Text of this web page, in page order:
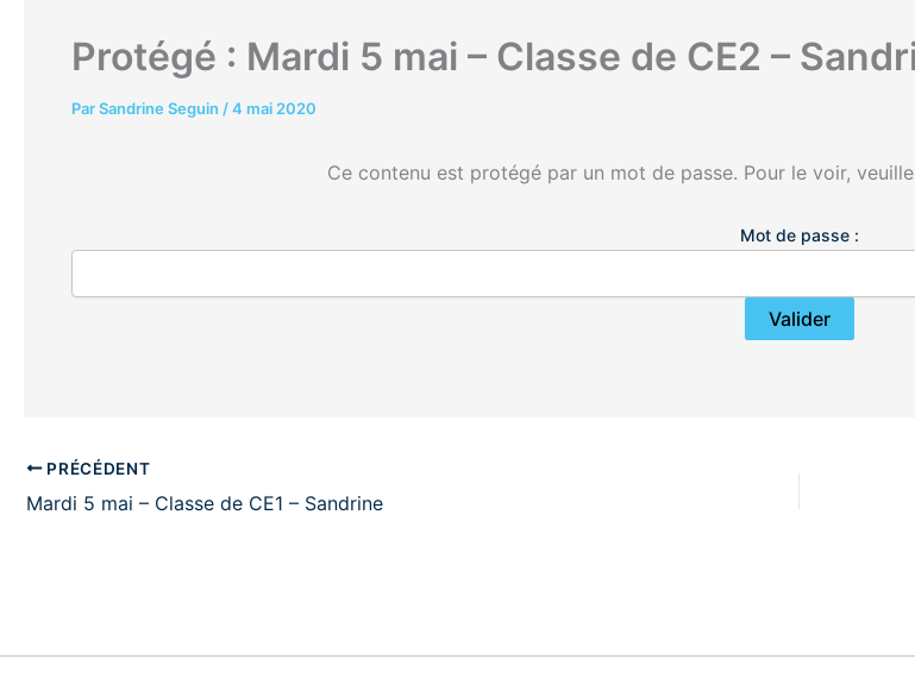
Protégé : Mardi 5 mai – Classe de CE2 –
ParSandrine Seguin /4 mai 2020
Ce contenu est protégé par un mot de passe. Pour le voir,
Mot de passe :
PRÉCÉDENT
Mardi 5 mai – Classe de CE1 – Sandrine